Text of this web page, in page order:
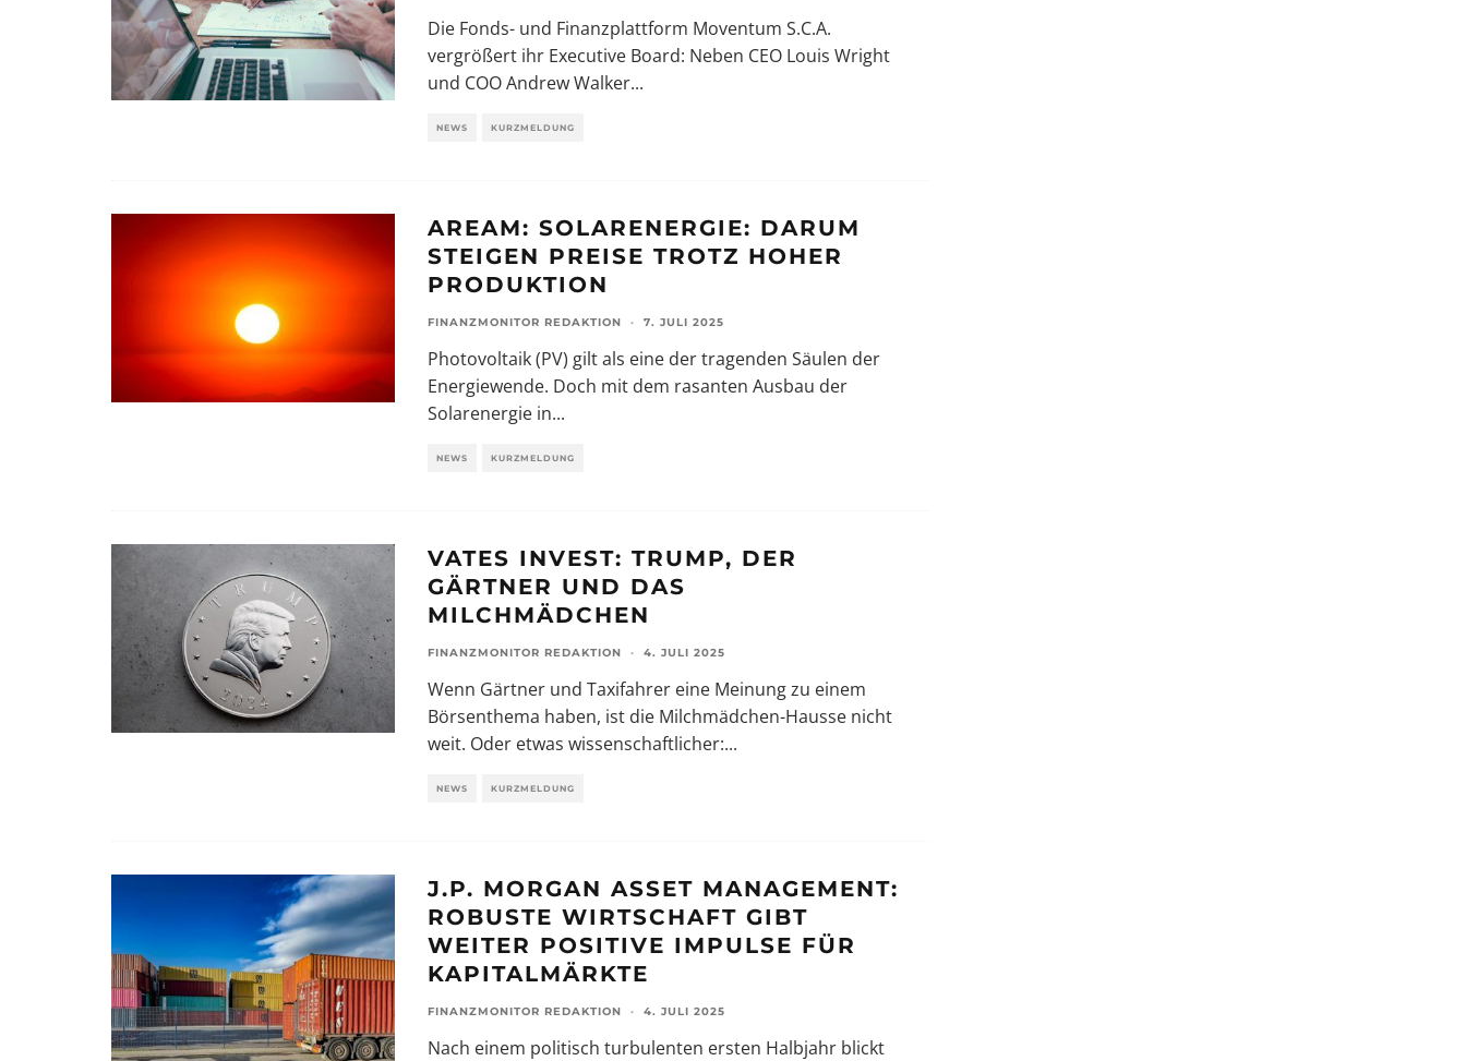
Die Fonds- und Finanzplattform Moventum S.C.A.
vergrößert ihr Executive Board: Neben CEO Louis Wright
und COO Andrew Walker...
NEWS KURZMELDUNG
AREAM: SOLARENERGIE: DARUM
STEIGEN PREISE TROTZ HOHER
PRODUKTION
FINANZMONITOR REDAKTION · 7. JULI 2025
Photovoltaik (PV) gilt als eine der tragenden Säulen der
Energiewende. Doch mit dem rasanten Ausbau der
Solarenergie in...
NEWS KURZMELDUNG
VATES INVEST: TRUMP, DER
GÄRTNER UND DAS
MILCHMÄDCHEN
FINANZMONITOR REDAKTION · 4. JULI 2025
Wenn Gärtner und Taxifahrer eine Meinung zu einem
Börsenthema haben, ist die Milchmädchen-Hausse nicht
weit. Oder etwas wissenschaftlicher:...
NEWS KURZMELDUNG
J.P. MORGAN ASSET MANAGEMENT:
ROBUSTE WIRTSCHAFT GIBT
WEITER POSITIVE IMPULSE FÜR
KAPITALMÄRKTE
FINANZMONITOR REDAKTION · 4. JULI 2025
Nach einem politisch turbulenten ersten Halbjahr blickt